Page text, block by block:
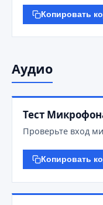
Копировать
Аудио
Тест
Проверьте вход
Копировать